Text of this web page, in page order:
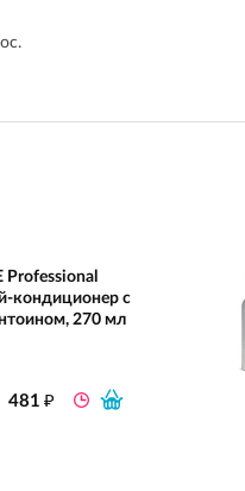
Professional
кондиционер с
270 мл
481₽